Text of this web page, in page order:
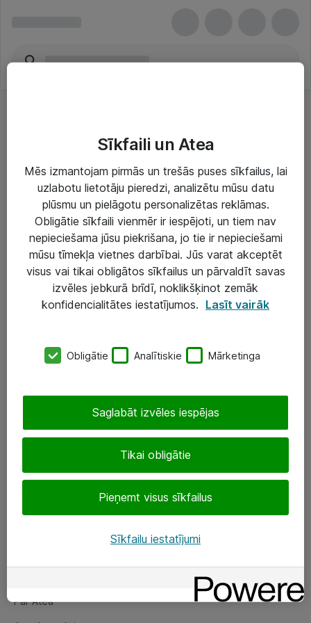
Risinājumi & Pakalpojumi
IT serviss un atbalsts
IT infrastruktūra
Darba vietu IT risinājumi
Serveri un datu centri
SIA „ATEA”
eShop@atea.lv
Sekojiet mums
Par Atea
Par Atea
Sīkfaili un Atea
Mēs izmantojam pirmās un trešās puses sīkfailus, lai
uzlabotu lietotāju pieredzi, analizētu mūsu datu
plūsmu un pielāgotu personalizētas reklāmas.
Obligātie sīkfaili vienmēr ir iespējoti, un tiem nav
nepieciešama jūsu piekrišana, jo tie ir nepieciešami
mūsu tīmekļa vietnes darbībai. Jūs varat akceptēt
visus vai tikai obligātos sīkfailus un pārvaldīt savas
izvēles jebkurā brīdī, noklikšķinot zemāk
konfidencialitātes iestatījumos. Lasīt vairāk
Obligātie Analītiskie Mārketinga
Tikai obligātie
Pieņemt visus sīkfailus
Saglabāt izvēles iespējas
Sīkfailu iestatījumi